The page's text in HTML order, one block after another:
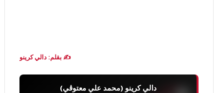
✍️ بقلم: دالي كرينو
دالي كرينو (محمد علي معتوڨي)